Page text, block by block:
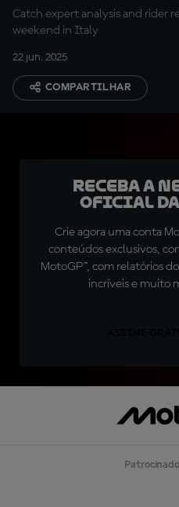
Catch expert analysis and rider
weekend in Italy
22 jun. 2025
COMPARTILHAR
Receba a
oficial da
Crie agora uma conta
conteúdos exclusivos,
MotoGP™, com relatórios
incríveis e muito